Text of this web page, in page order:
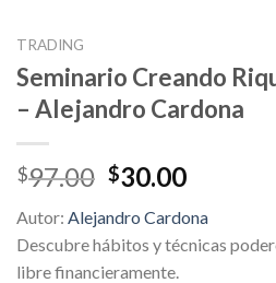
TRADING
Seminario Creando
– Alejandro Cardona
$97.00 Original
was:
$97.00.
$30.00Current
is:
$30.00.
Autor: Alejandro Cardona
Descubre hábitos y técnicas
libre financieramente.